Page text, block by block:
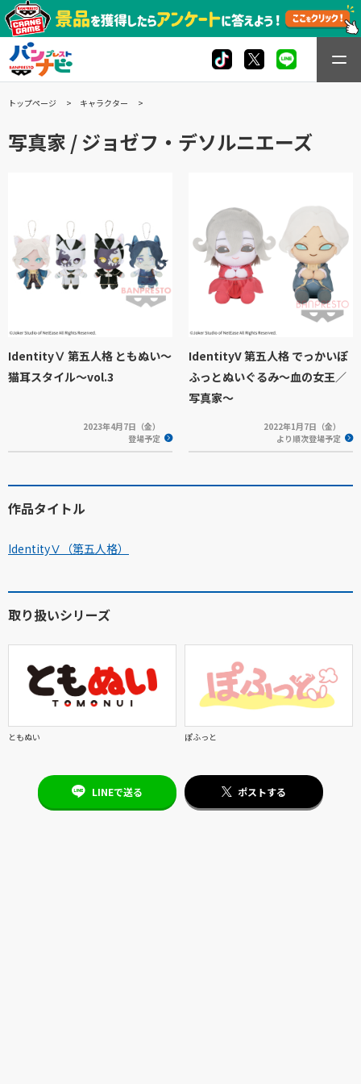
トップページ キャラクター
写真家 / ジョゼフ・デソルニエーズ
IdentityⅤ 第五人格 ともぬい～
猫耳スタイル～vol.3
2023年4月7日（金）
登場予定
IdentityV 第五人格 でっかいぽ
ふっとぬいぐるみ～血の女王／
写真家～
2022年1月7日（金）
より順次登場予定
作品タイトル
IdentityⅤ（第五人格）
取り扱いシリーズ
ともぬい ぽふっと
LINEで送る ポストする